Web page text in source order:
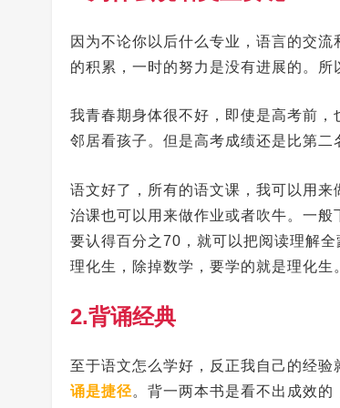
因为不论你以后什么专业，语言的交
的积累，一时的努力是没有进展的。
我青春期身体很不好，即使是高考前
邻居看孩子。但是高考成绩还是比第
语文好了，所有的语文课，我可以用
治课也可以用来做作业或者吹牛。一
要认得百分之70，就可以把阅读理解
理化生，除掉数学，要学的就是理化生
2.背诵经典
至于语文怎么学好，反正我自己的经验
诵是捷径。背一两本书是看不出成效的